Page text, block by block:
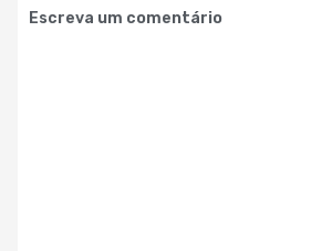
Escreva um comentário